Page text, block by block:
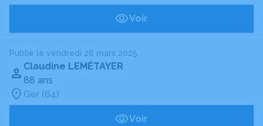
Voir
Publié le vendredi 28 mars 2025
Claudine LEMÉTAYER
88 ans
Ger (64)
Voir